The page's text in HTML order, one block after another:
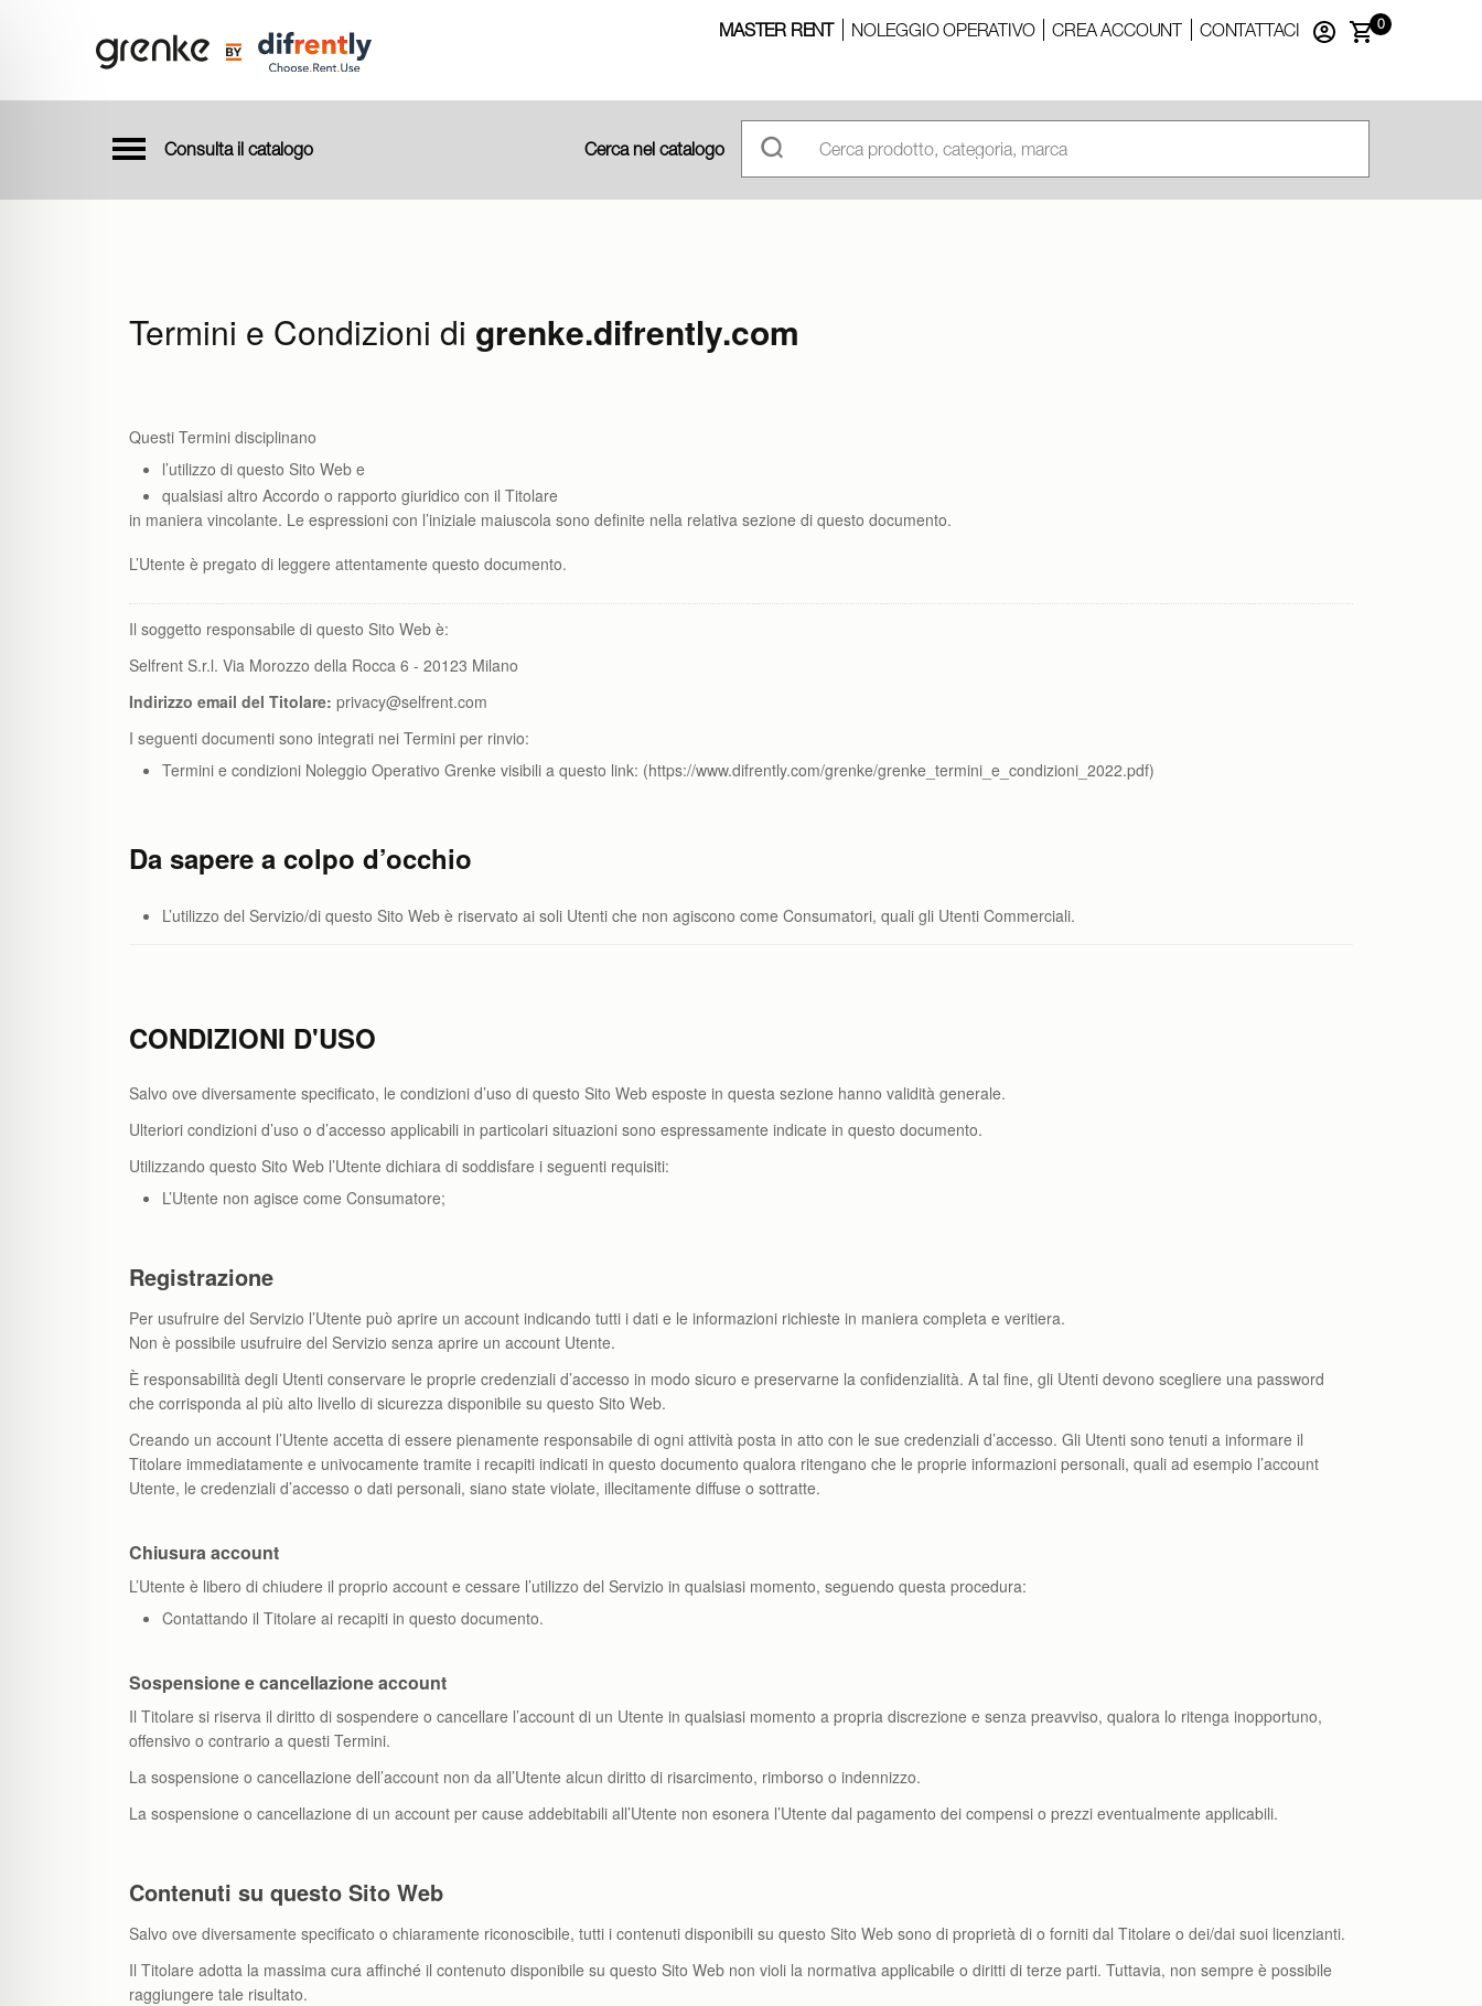
MASTER RENT NOLEGGIO OPERATIVO CREA ACCOUNT CONTATTACI 0
Consulta il catalogo Cerca nel catalogo
Termini e Condizioni di grenke.difrently.com
Questi Termini disciplinano
l’utilizzo di questo Sito Web e
qualsiasi altro Accordo o rapporto giuridico con il Titolare
in maniera vincolante. Le espressioni con l’iniziale maiuscola sono definite nella relativa sezione di questo documento.
L’Utente è pregato di leggere attentamente questo documento.
Il soggetto responsabile di questo Sito Web è:
Selfrent S.r.l. Via Morozzo della Rocca 6 - 20123 Milano
Indirizzo email del Titolare: privacy@selfrent.com
I seguenti documenti sono integrati nei Termini per rinvio:
Termini e condizioni Noleggio Operativo Grenke visibili a questo link: (https://www.difrently.com/grenke/grenke_termini_e_condizioni_2022.pdf)
Da sapere a colpo d’occhio
L’utilizzo del Servizio/di questo Sito Web è riservato ai soli Utenti che non agiscono come Consumatori, quali gli Utenti Commerciali.
CONDIZIONI D'USO
Salvo ove diversamente specificato, le condizioni d’uso di questo Sito Web esposte in questa sezione hanno validità generale.
Ulteriori condizioni d’uso o d’accesso applicabili in particolari situazioni sono espressamente indicate in questo documento.
Utilizzando questo Sito Web l’Utente dichiara di soddisfare i seguenti requisiti:
L’Utente non agisce come Consumatore;
Registrazione
Per usufruire del Servizio l’Utente può aprire un account indicando tutti i dati e le informazioni richieste in maniera completa e veritiera.
Non è possibile usufruire del Servizio senza aprire un account Utente.
È responsabilità degli Utenti conservare le proprie credenziali d’accesso in modo sicuro e preservarne la confidenzialità. A tal fine, gli Utenti devono scegliere una password
che corrisponda al più alto livello di sicurezza disponibile su questo Sito Web.
Creando un account l’Utente accetta di essere pienamente responsabile di ogni attività posta in atto con le sue credenziali d’accesso. Gli Utenti sono tenuti a informare il
Titolare immediatamente e univocamente tramite i recapiti indicati in questo documento qualora ritengano che le proprie informazioni personali, quali ad esempio l’account
Utente, le credenziali d’accesso o dati personali, siano state violate, illecitamente diffuse o sottratte.
Chiusura account
L’Utente è libero di chiudere il proprio account e cessare l’utilizzo del Servizio in qualsiasi momento, seguendo questa procedura:
Contattando il Titolare ai recapiti in questo documento.
Sospensione e cancellazione account
Il Titolare si riserva il diritto di sospendere o cancellare l’account di un Utente in qualsiasi momento a propria discrezione e senza preavviso, qualora lo ritenga inopportuno,
offensivo o contrario a questi Termini.
La sospensione o cancellazione dell’account non da all’Utente alcun diritto di risarcimento, rimborso o indennizzo.
La sospensione o cancellazione di un account per cause addebitabili all’Utente non esonera l’Utente dal pagamento dei compensi o prezzi eventualmente applicabili.
Contenuti su questo Sito Web
Salvo ove diversamente specificato o chiaramente riconoscibile, tutti i contenuti disponibili su questo Sito Web sono di proprietà di o forniti dal Titolare o dei/dai suoi licenzianti.
Il Titolare adotta la massima cura affinché il contenuto disponibile su questo Sito Web non violi la normativa applicabile o diritti di terze parti. Tuttavia, non sempre è possibile
raggiungere tale risultato.